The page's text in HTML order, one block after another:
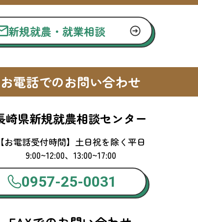
新規就農・就業相談
お電話でのお問い合わせ
崎県新規就農相談センター
お電話受付時間】土日祝を除く平日
9:00~12:00、13:00~17:00
0957-25-0031